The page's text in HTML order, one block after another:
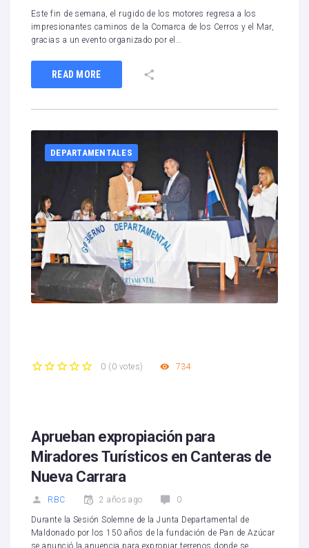
Este fin de semana, el rugido de los motores regresa a los
impresionantes caminos de la Comarca de los Cerros y el Mar,
gracias a un evento organizado por el…
READ MORE
DEPARTAMENTALES
0 ( 0 votes) 734
Aprueban expropiación para
Miradores Turísticos en Canteras de
Nueva Carrara
RBC 2 años ago 0
Durante la Sesión Solemne de la Junta Departamental de
Maldonado por los 150 años de la fundación de Pan de Azúcar
se anunció la anuencia para expropiar terrenos donde se…